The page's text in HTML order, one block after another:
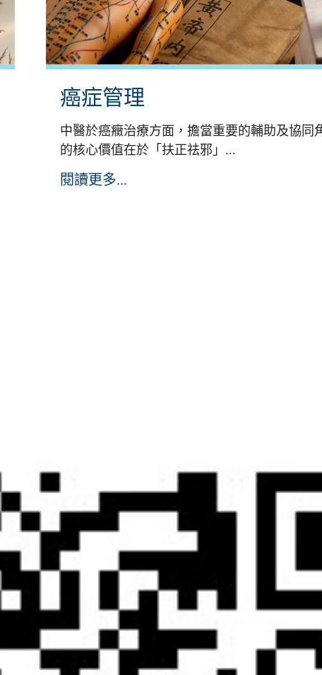
癌症管理
中醫於癌癥治療方面，擔當重要的輔助及協同
的核心價值在於「扶正祛邪」...
閱讀更多...